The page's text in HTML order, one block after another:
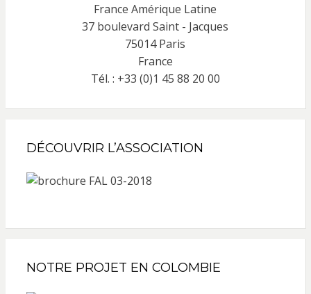
France Amérique Latine
37 boulevard Saint - Jacques
75014 Paris
France
Tél. : +33 (0)1 45 88 20 00
DÉCOUVRIR L’ASSOCIATION
NOTRE PROJET EN COLOMBIE